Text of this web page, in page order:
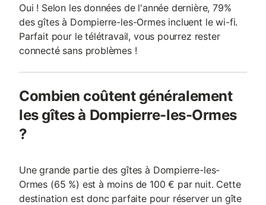
Oui ! Selon les données de l'année dernière, 79%
des gîtes à Dompierre-les-Ormes incluent le wi-fi.
Parfait pour le télétravail, vous pourrez rester
connecté sans problèmes !
Combien coûtent généralement
les gîtes à Dompierre-les-Ormes
?
Une grande partie des gîtes à Dompierre-les-
Ormes (65 %) est à moins de 100 € par nuit. Cette
destination est donc parfaite pour réserver un gîte